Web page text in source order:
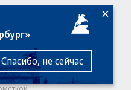
Спасибо, не сейчас